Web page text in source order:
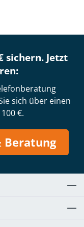
sichern. Jetzt
sich über einen
€.
Beratung